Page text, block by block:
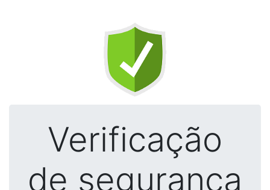
Verificação
de segurança